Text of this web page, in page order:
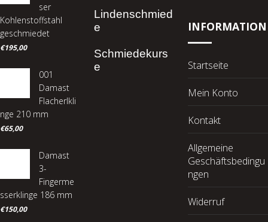
ser
Kohlenstoffstahl
geschmiedet
€195,00
001
Damast
Flacherlkli
nge 210 mm
€65,00
Damast
3-
Fingerme
sserklinge 186 mm
€150,00
Lindenschmied
e
Schmiedekurs
e
INFORMATION
Startseite
Mein Konto
Kontakt
Allgemeine
Geschäftsbedingu
ngen
Widerruf